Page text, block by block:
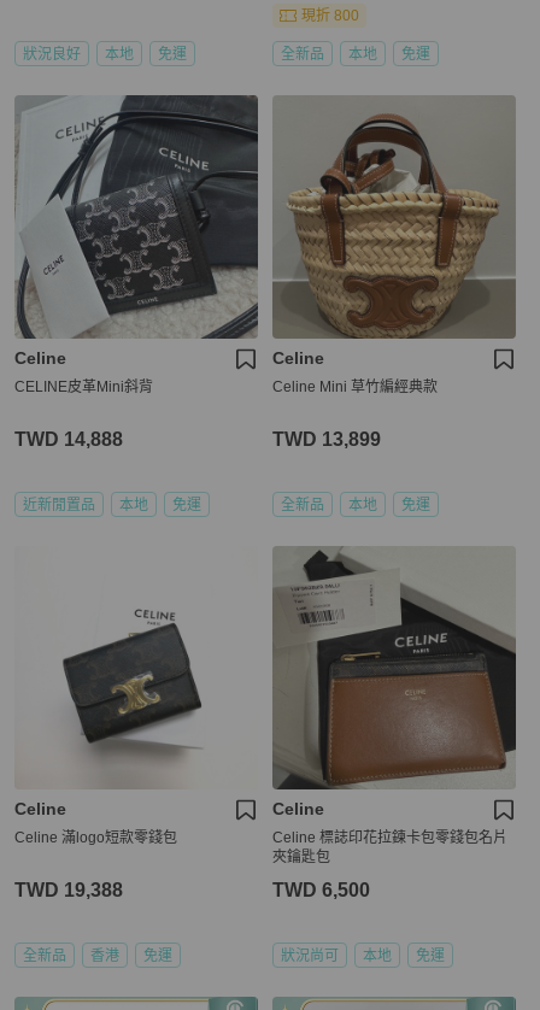
狀況良好 本地 免運
現折 800
全新品 本地 免運
Celine
CELINE皮革Mini斜背
TWD 14,888
近新閒置品 本地 免運
Celine
Celine Mini 草竹編經典款
TWD 13,899
全新品 本地 免運
Celine
Celine 滿logo短款零錢包
TWD 19,388
全新品 香港 免運
Celine
Celine 標誌印花拉鍊卡包零錢包名片
夾鑰匙包
TWD 6,500
狀況尚可 本地 免運